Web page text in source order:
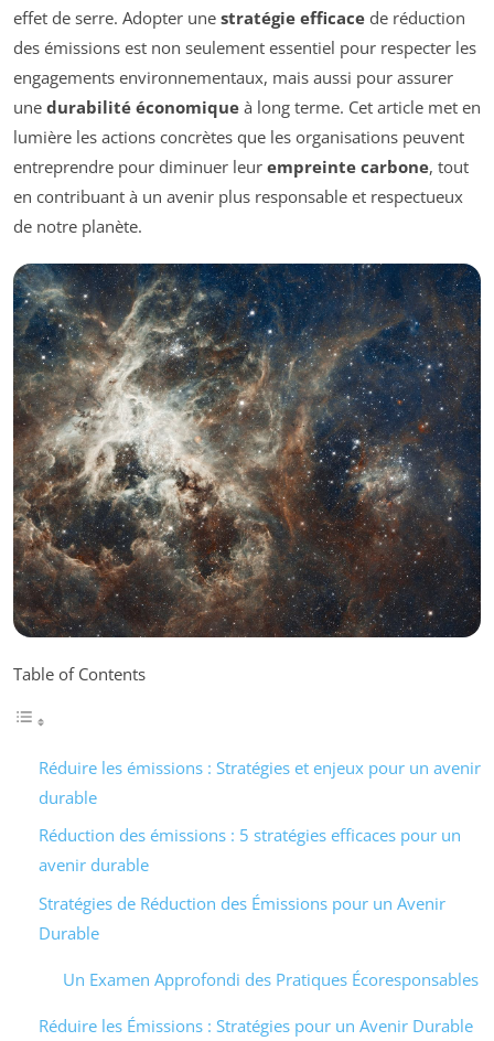
effet de serre. Adopter une stratégie efficace de réduction
des émissions est non seulement essentiel pour respecter les
engagements environnementaux, mais aussi pour assurer
une durabilité économique à long terme. Cet article met en
lumière les actions concrètes que les organisations peuvent
entreprendre pour diminuer leur empreinte carbone, tout
en contribuant à un avenir plus responsable et respectueux
de notre planète.
Table of Contents
Réduire les émissions : Stratégies et enjeux pour un avenir
durable
Réduction des émissions : 5 stratégies efficaces pour un
avenir durable
Stratégies de Réduction des Émissions pour un Avenir
Durable
Un Examen Approfondi des Pratiques Écoresponsables
Réduire les Émissions : Stratégies pour un Avenir Durable